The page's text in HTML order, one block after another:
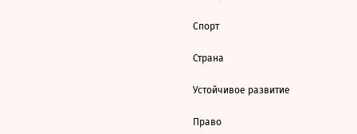
Спорт
Страна
Устойчивое развитие
Право